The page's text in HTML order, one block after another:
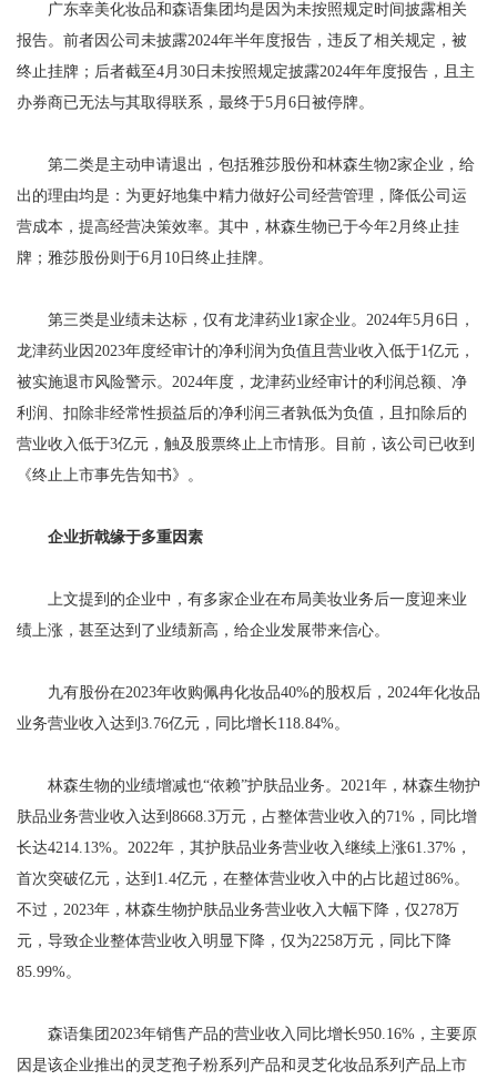
广东幸美化妆品和森语集团均是因为未按照规定时间披露相关
报告。前者因公司未披露2024年半年度报告，违反了相关规定，被
终止挂牌；后者截至4月30日未按照规定披露2024年年度报告，且主
办券商已无法与其取得联系，最终于5月6日被停牌。
第二类是主动申请退出，包括雅莎股份和林森生物2家企业，给
出的理由均是：为更好地集中精力做好公司经营管理，降低公司运
营成本，提高经营决策效率。其中，林森生物已于今年2月终止挂
牌；雅莎股份则于6月10日终止挂牌。
第三类是业绩未达标，仅有龙津药业1家企业。2024年5月6日，
龙津药业因2023年度经审计的净利润为负值且营业收入低于1亿元，
被实施退市风险警示。2024年度，龙津药业经审计的利润总额、净
利润、扣除非经常性损益后的净利润三者孰低为负值，且扣除后的
营业收入低于3亿元，触及股票终止上市情形。目前，该公司已收到
《终止上市事先告知书》。
企业折戟缘于多重因素
上文提到的企业中，有多家企业在布局美妆业务后一度迎来业
绩上涨，甚至达到了业绩新高，给企业发展带来信心。
九有股份在2023年收购佩冉化妆品40%的股权后，2024年化妆品
业务营业收入达到3.76亿元，同比增长118.84%。
林森生物的业绩增减也“依赖”护肤品业务。2021年，林森生物护
肤品业务营业收入达到8668.3万元，占整体营业收入的71%，同比增
长达4214.13%。2022年，其护肤品业务营业收入继续上涨61.37%，
首次突破亿元，达到1.4亿元，在整体营业收入中的占比超过86%。
不过，2023年，林森生物护肤品业务营业收入大幅下降，仅278万
元，导致企业整体营业收入明显下降，仅为2258万元，同比下降
85.99%。
森语集团2023年销售产品的营业收入同比增长950.16%，主要原
因是该企业推出的灵芝孢子粉系列产品和灵芝化妆品系列产品上市